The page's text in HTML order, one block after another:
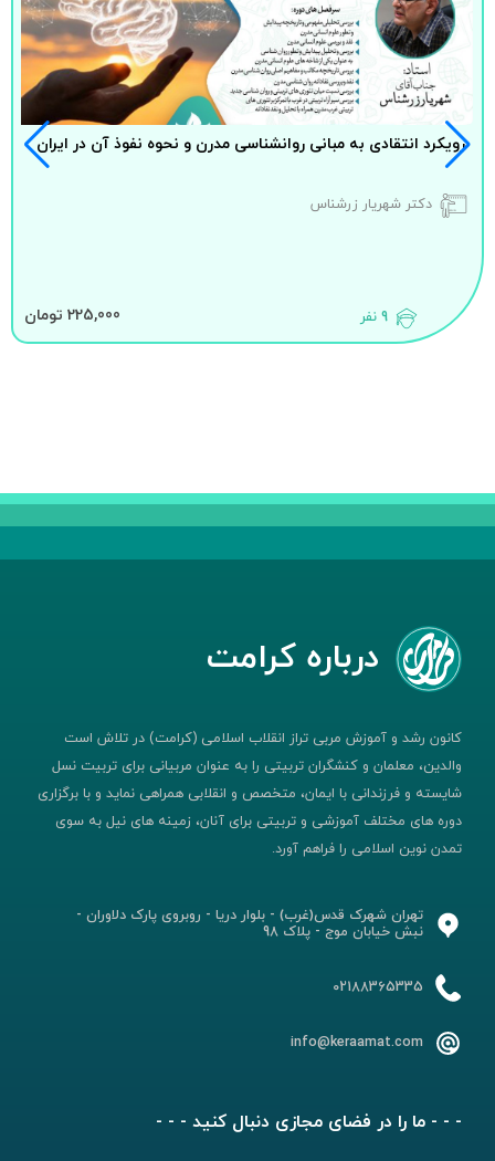
رویکرد انتقادی به مبانی روانشناسی مدرن و نحوه نفوذ آن در ایران
دکتر شهریار زرشناس
225,000 تومان 9 نفر
درباره کرامت
کانون رشد و آموزش مربی تراز انقلاب اسلامی (کرامت) در تلاش است
والدین، معلمان و کنشگران تربیتی را به عنوان مربیانی برای تربیت نسل
شایسته و فرزندانی با ایمان، متخصص و انقلابی همراهی نماید و با برگزاری
دوره های مختلف آموزشی و تربیتی برای آنان، زمینه های نیل به سوی
تمدن نوین اسلامی را فراهم آورد.
تهران شهرک قدس(غرب) - بلوار دریا - روبروی پارک دلاوران -
نبش خیابان موج - پلاک 98
02188365335
info@keraamat.com
- - - ما را در فضای مجازی دنبال کنید - - -